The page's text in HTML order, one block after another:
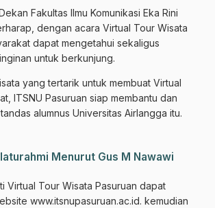
Fakultas Ilmu Komunikasi Eka Rini
dengan acara Virtual Tour Wisata
dapat mengetahui sekaligus
untuk berkunjung.
yang tertarik untuk membuat Virtual
ITSNU Pasuruan siap membantu dan
alumnus Universitas Airlangga itu.
Menurut Gus M Nawawi
Virtual Tour Wisata Pasuruan dapat
www.itsnupasuruan.ac.id. kemudian